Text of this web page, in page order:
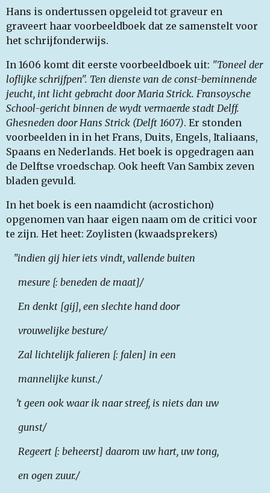
Hans is ondertussen opgeleid tot graveur en
graveert haar voorbeeldboek dat ze samenstelt voor
het schrijfonderwijs.
In 1606 komt dit eerste voorbeeldboek uit: "Toneel der
loflijke schrijfpen". Ten dienste van de const-beminnende
jeucht, int licht gebracht door Maria Strick. Fransoysche
School-gericht binnen de wydt vermaerde stadt Delff.
Ghesneden door Hans Strick (Delft 1607). Er stonden
voorbeelden in in het Frans, Duits, Engels, Italiaans,
Spaans en Nederlands. Het boek is opgedragen aan
de Delftse vroedschap. Ook heeft Van Sambix zeven
bladen gevuld.
In het boek is een naamdicht (acrostichon)
opgenomen van haar eigen naam om de critici voor
te zijn. Het heet: Zoylisten (kwaadsprekers)
"indien gij hier iets vindt, vallende buiten
mesure [: beneden de maat]/
En denkt [gij], een slechte hand door
vrouwelijke besture/
Zal lichtelijk falieren [: falen] in een
mannelijke kunst./
’t geen ook waar ik naar streef, is niets dan uw
gunst/
Regeert [: beheerst] daarom uw hart, uw tong,
en ogen zuur./